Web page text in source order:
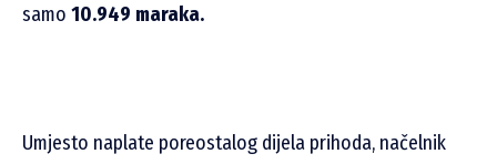
samo 10.949 maraka.
Umjesto naplate poreostalog dijela prihoda, načelnik